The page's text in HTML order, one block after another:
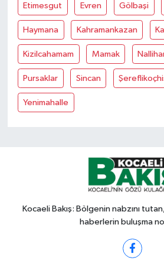
Etimesgut Evren Gölbaşi
Haymana Kahramankazan
Kizilcahamam Mamak
Pursaklar Sincan
Yenimahalle
Kocaeli Bakış: Bölgenin nabzını
haberlerin buluşma